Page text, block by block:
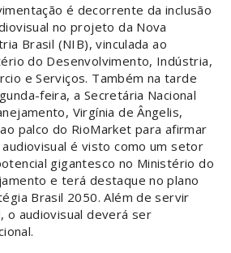
é decorrente da inclusão
no projeto da Nova
Brasil (NIB), vinculada ao
do Desenvolvimento, Indústria,
e Serviços. Também na tarde
feira, a Secretária Nacional
Virgínia de Ângelis,
palco do RioMarket para afirmar
é visto como um setor
gigantesco no Ministério do
e terá destaque no plano
Brasil 2050. Além de servir
o audiovisual deverá ser